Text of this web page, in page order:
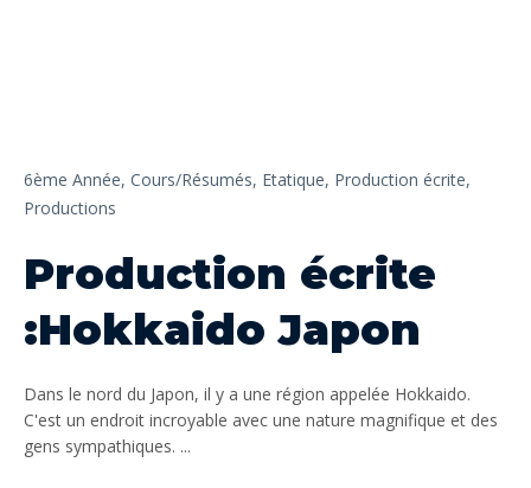
6ème Année, Cours/Résumés, Etatique, Production écrite,
Productions
Production écrite
:Hokkaido Japon
Dans le nord du Japon, il y a une région appelée Hokkaido.
C'est un endroit incroyable avec une nature magnifique et des
gens sympathiques. ...